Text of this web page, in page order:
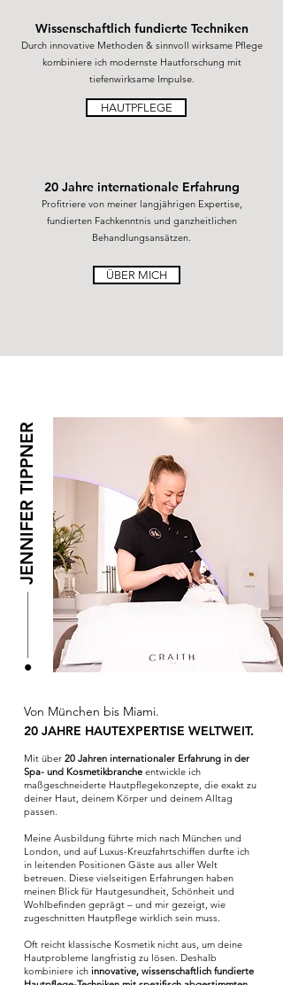
Wissenschaftlich fundierte Techniken
Durch innovative Methoden & sinnvoll wirksame Pflege
kombiniere ich modernste Hautforschung mit
tiefenwirksame Impulse.
HAUTPFLEGE
20 Jahre internationale Erfahrung
Profitriere von meiner langjährigen Expertise,
fundierten Fachkenntnis und ganzheitlichen
Behandlungsansätzen.
ÜBER MICH
JENNIFER TIPPNER
Von München bis Miami.
20 JAHRE HAUTEXPERTISE WELTWEIT.
Mit über 20 Jahren internationaler Erfahrung in der
Spa- und Kosmetikbranche entwickle ich
maßgeschneiderte Hautpflegekonzepte, die exakt zu
deiner Haut, deinem Körper und deinem Alltag
passen.
Meine Ausbildung führte mich nach München und
London, und auf Luxus-Kreuzfahrtschiffen durfte ich
in leitenden Positionen Gäste aus aller Welt
betreuen. Diese vielseitigen Erfahrungen haben
meinen Blick für Hautgesundheit, Schönheit und
Wohlbefinden geprägt – und mir gezeigt, wie
zugeschnitten Hautpflege wirklich sein muss.
Oft reicht klassische Kosmetik nicht aus, um deine
Hautprobleme langfristig zu lösen. Deshalb
kombiniere ich innovative, wissenschaftlich fundierte